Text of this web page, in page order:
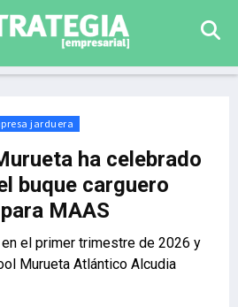
jarduera
ha celebrado
buque carguero
MAAS
el primer trimestre de 2026 y
Murueta Atlántico Alcudia